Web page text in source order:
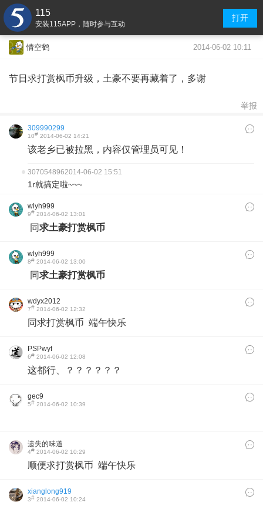
115
安装115APP，随时参与互动
打开
情空鹤 2014-06-02 10:11
节日求打赏枫币升级，土豪不要再藏着了，多谢
举报
309990299
10# 2014-06-02 14:21
该老乡已被拉黑，内容仅管理员可见！
3070548962014-06-02 15:51
1r就搞定啦~~~
wlyh999
9# 2014-06-02 13:01
同求土豪打赏枫币
wlyh999
8# 2014-06-02 13:00
同求土豪打赏枫币
wdyx2012
7# 2014-06-02 12:32
同求打赏枫币 端午快乐
PSPwyf
6# 2014-06-02 12:08
这都行、？？？？？？
gec9
5# 2014-06-02 10:39
遗失的味道
4# 2014-06-02 10:29
顺便求打赏枫币 端午快乐
xianglong919
3# 2014-06-02 10:24